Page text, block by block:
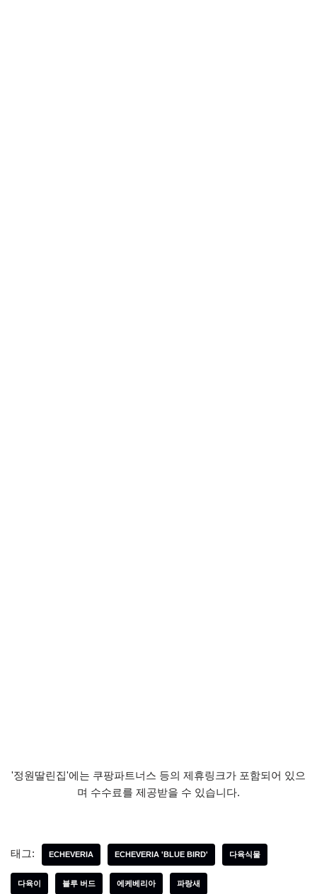
'정원딸린집'에는 쿠팡파트너스 등의 제휴링크가 포함되어 있으
며 수수료를 제공받을 수 있습니다.
태그: ECHEVERIA ECHEVERIA 'BLUE BIRD' 다육식물
다육이 블루 버드 에케베리아 파랑새